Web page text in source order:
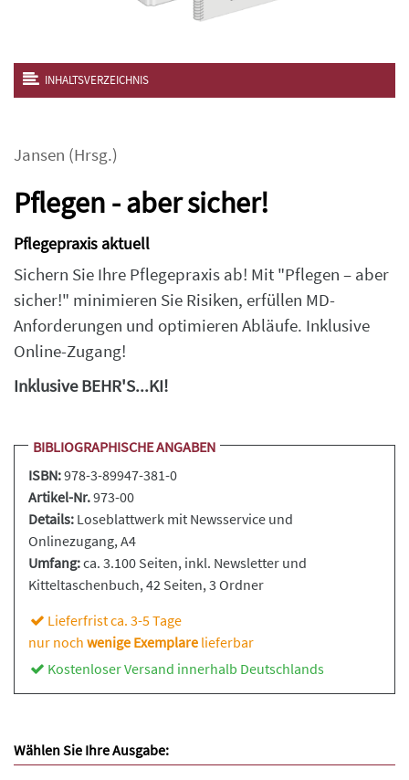
INHALTSVERZEICHNIS
Jansen (Hrsg.)
Pflegen - aber sicher!
Pflegepraxis aktuell
Sichern Sie Ihre Pflegepraxis ab! Mit "Pflegen – aber
sicher!" minimieren Sie Risiken, erfüllen MD-
Anforderungen und optimieren Abläufe. Inklusive
Online-Zugang!
Inklusive BEHR'S...KI!
BIBLIOGRAPHISCHE ANGABEN
ISBN:978-3-89947-381-0
Artikel-Nr.973-00
Details: Loseblattwerk mit Newsservice und
Onlinezugang, A4
Umfang:ca. 3.100 Seiten, inkl. Newsletter und
Kitteltaschenbuch, 42 Seiten, 3 Ordner
Lieferfrist ca. 3-5 Tage
nur noch wenige Exemplare lieferbar
Kostenloser Versand innerhalb Deutschlands
Wählen Sie Ihre Ausgabe: